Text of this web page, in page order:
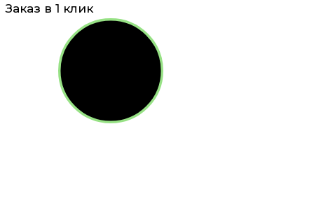
Заказ в 1 клик